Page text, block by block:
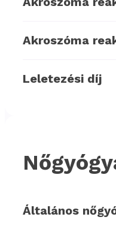
Akroszóma
Leletezési díj
Általános